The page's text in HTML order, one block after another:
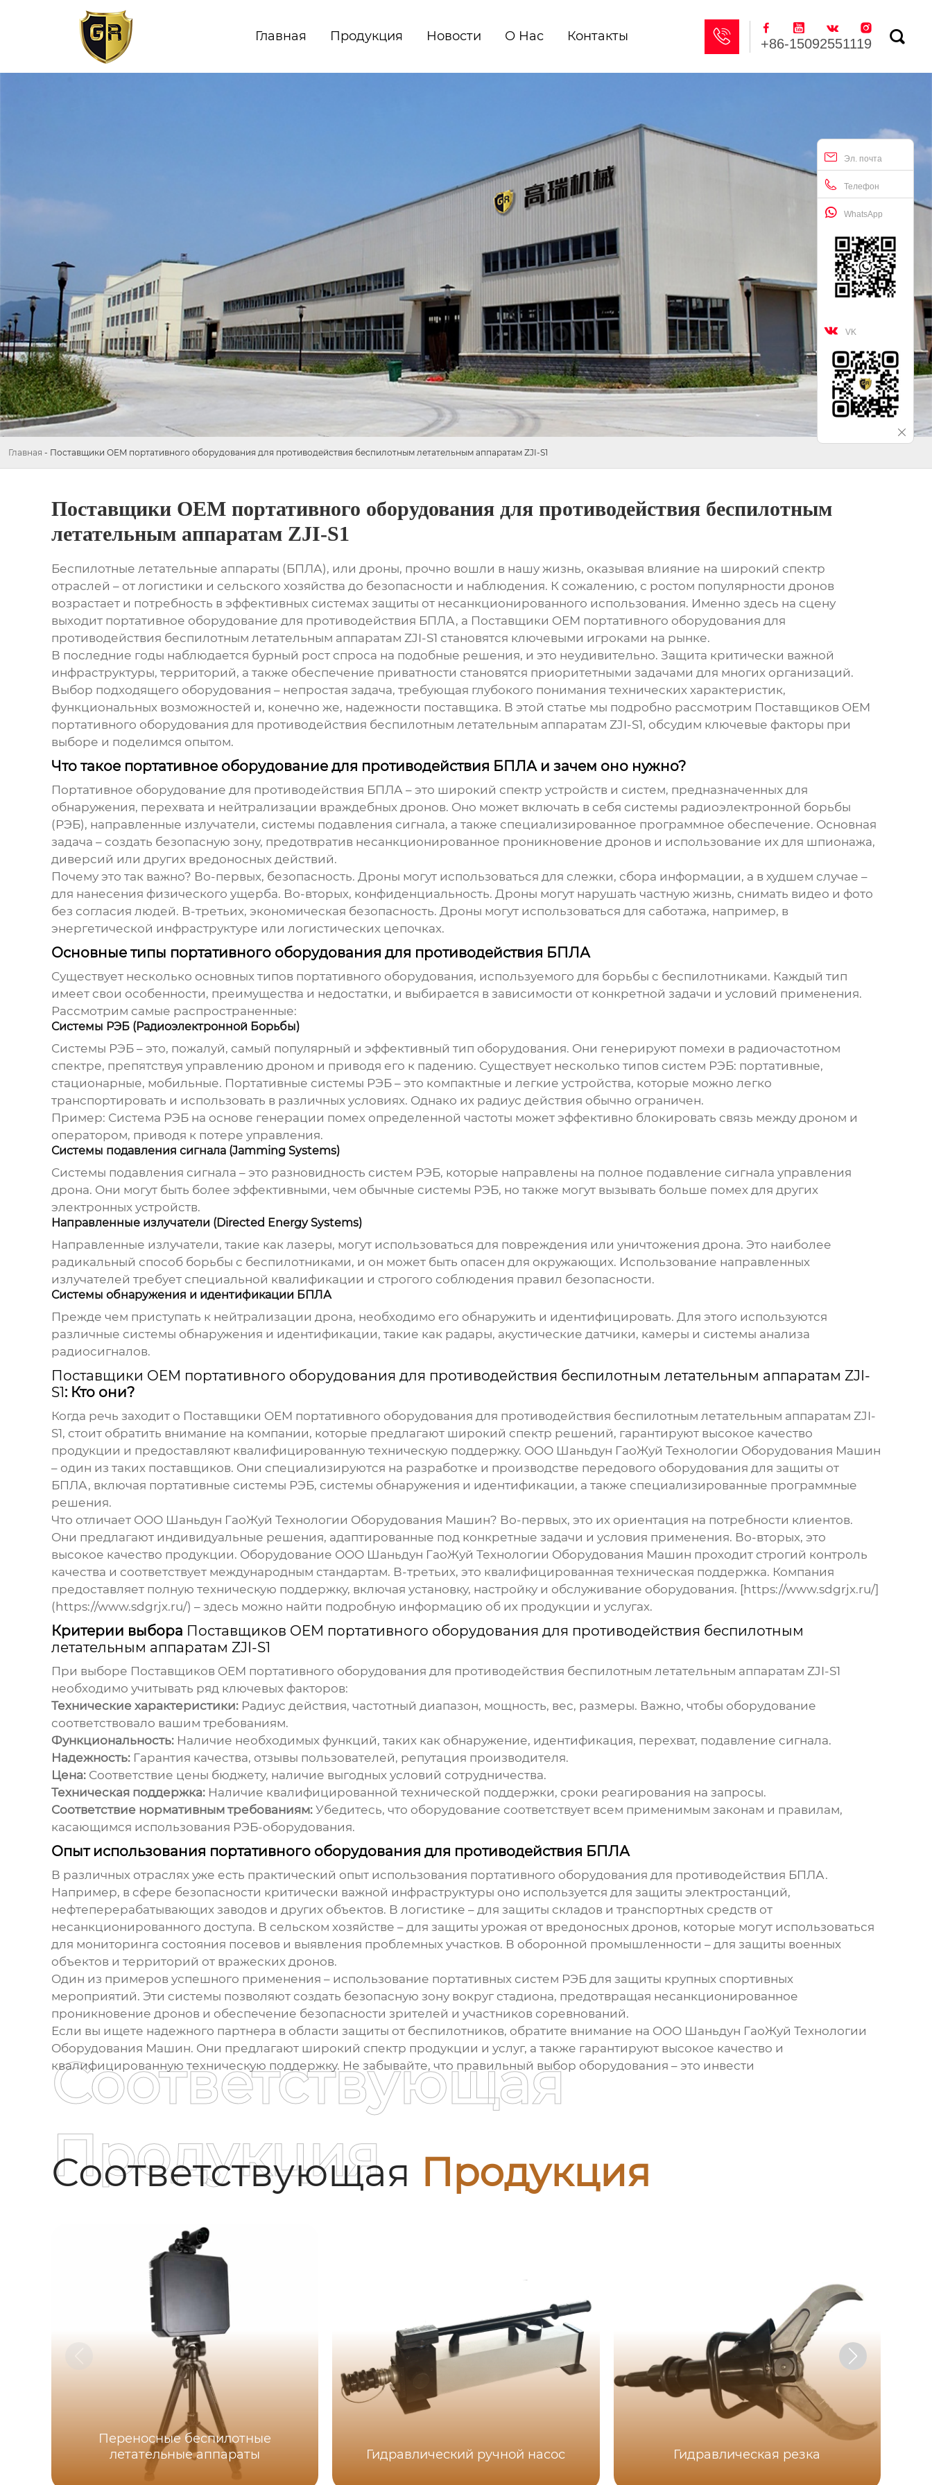
Главная Продукция Новости О Нас Контакты     
+86-15092551119 
Эл. почта
Телефон
WhatsApp
 VK
Главная - Поставщики OEM портативного оборудования для противодействия беспилотным летательным аппаратам ZJI-S1
Поставщики OEM портативного оборудования для противодействия беспилотным
летательным аппаратам ZJI-S1
Беспилотные летательные аппараты (БПЛА), или дроны, прочно вошли в нашу жизнь, оказывая влияние на широкий спектр
отраслей – от логистики и сельского хозяйства до безопасности и наблюдения. К сожалению, с ростом популярности дронов
возрастает и потребность в эффективных системах защиты от несанкционированного использования. Именно здесь на сцену
выходит портативное оборудование для противодействия БПЛА, а Поставщики OEM портативного оборудования для
противодействия беспилотным летательным аппаратам ZJI-S1 становятся ключевыми игроками на рынке.
В последние годы наблюдается бурный рост спроса на подобные решения, и это неудивительно. Защита критически важной
инфраструктуры, территорий, а также обеспечение приватности становятся приоритетными задачами для многих организаций.
Выбор подходящего оборудования – непростая задача, требующая глубокого понимания технических характеристик,
функциональных возможностей и, конечно же, надежности поставщика. В этой статье мы подробно рассмотрим Поставщиков OEM
портативного оборудования для противодействия беспилотным летательным аппаратам ZJI-S1, обсудим ключевые факторы при
выборе и поделимся опытом.
Что такое портативное оборудование для противодействия БПЛА и зачем оно нужно?
Портативное оборудование для противодействия БПЛА – это широкий спектр устройств и систем, предназначенных для
обнаружения, перехвата и нейтрализации враждебных дронов. Оно может включать в себя системы радиоэлектронной борьбы
(РЭБ), направленные излучатели, системы подавления сигнала, а также специализированное программное обеспечение. Основная
задача – создать безопасную зону, предотвратив несанкционированное проникновение дронов и использование их для шпионажа,
диверсий или других вредоносных действий.
Почему это так важно? Во-первых, безопасность. Дроны могут использоваться для слежки, сбора информации, а в худшем случае –
для нанесения физического ущерба. Во-вторых, конфиденциальность. Дроны могут нарушать частную жизнь, снимать видео и фото
без согласия людей. В-третьих, экономическая безопасность. Дроны могут использоваться для саботажа, например, в
энергетической инфраструктуре или логистических цепочках.
Основные типы портативного оборудования для противодействия БПЛА
Существует несколько основных типов портативного оборудования, используемого для борьбы с беспилотниками. Каждый тип
имеет свои особенности, преимущества и недостатки, и выбирается в зависимости от конкретной задачи и условий применения.
Рассмотрим самые распространенные:
Системы РЭБ (Радиоэлектронной Борьбы)
Системы РЭБ – это, пожалуй, самый популярный и эффективный тип оборудования. Они генерируют помехи в радиочастотном
спектре, препятствуя управлению дроном и приводя его к падению. Существует несколько типов систем РЭБ: портативные,
стационарные, мобильные. Портативные системы РЭБ – это компактные и легкие устройства, которые можно легко
транспортировать и использовать в различных условиях. Однако их радиус действия обычно ограничен.
Пример: Система РЭБ на основе генерации помех определенной частоты может эффективно блокировать связь между дроном и
оператором, приводя к потере управления.
Системы подавления сигнала (Jamming Systems)
Системы подавления сигнала – это разновидность систем РЭБ, которые направлены на полное подавление сигнала управления
дрона. Они могут быть более эффективными, чем обычные системы РЭБ, но также могут вызывать больше помех для других
электронных устройств.
Направленные излучатели (Directed Energy Systems)
Направленные излучатели, такие как лазеры, могут использоваться для повреждения или уничтожения дрона. Это наиболее
радикальный способ борьбы с беспилотниками, и он может быть опасен для окружающих. Использование направленных
излучателей требует специальной квалификации и строгого соблюдения правил безопасности.
Системы обнаружения и идентификации БПЛА
Прежде чем приступать к нейтрализации дрона, необходимо его обнаружить и идентифицировать. Для этого используются
различные системы обнаружения и идентификации, такие как радары, акустические датчики, камеры и системы анализа
радиосигналов.
Поставщики OEM портативного оборудования для противодействия беспилотным летательным аппаратам ZJI-
S1: Кто они?
Когда речь заходит о Поставщики OEM портативного оборудования для противодействия беспилотным летательным аппаратам ZJI-
S1, стоит обратить внимание на компании, которые предлагают широкий спектр решений, гарантируют высокое качество
продукции и предоставляют квалифицированную техническую поддержку. ООО Шаньдун ГаоЖуй Технологии Оборудования Машин
– один из таких поставщиков. Они специализируются на разработке и производстве передового оборудования для защиты от
БПЛА, включая портативные системы РЭБ, системы обнаружения и идентификации, а также специализированные программные
решения.
Что отличает ООО Шаньдун ГаоЖуй Технологии Оборудования Машин? Во-первых, это их ориентация на потребности клиентов.
Они предлагают индивидуальные решения, адаптированные под конкретные задачи и условия применения. Во-вторых, это
высокое качество продукции. Оборудование ООО Шаньдун ГаоЖуй Технологии Оборудования Машин проходит строгий контроль
качества и соответствует международным стандартам. В-третьих, это квалифицированная техническая поддержка. Компания
предоставляет полную техническую поддержку, включая установку, настройку и обслуживание оборудования. [https://www.sdgrjx.ru/]
(https://www.sdgrjx.ru/) – здесь можно найти подробную информацию об их продукции и услугах.
Критерии выбора Поставщиков OEM портативного оборудования для противодействия беспилотным
летательным аппаратам ZJI-S1
При выборе Поставщиков OEM портативного оборудования для противодействия беспилотным летательным аппаратам ZJI-S1
необходимо учитывать ряд ключевых факторов:
Технические характеристики:Радиус действия, частотный диапазон, мощность, вес, размеры. Важно, чтобы оборудование
соответствовало вашим требованиям.
Функциональность:Наличие необходимых функций, таких как обнаружение, идентификация, перехват, подавление сигнала.
Надежность:Гарантия качества, отзывы пользователей, репутация производителя.
Цена:Соответствие цены бюджету, наличие выгодных условий сотрудничества.
Техническая поддержка:Наличие квалифицированной технической поддержки, сроки реагирования на запросы.
Соответствие нормативным требованиям:Убедитесь, что оборудование соответствует всем применимым законам и правилам,
касающимся использования РЭБ-оборудования.
Опыт использования портативного оборудования для противодействия БПЛА
В различных отраслях уже есть практический опыт использования портативного оборудования для противодействия БПЛА.
Например, в сфере безопасности критически важной инфраструктуры оно используется для защиты электростанций,
нефтеперерабатывающих заводов и других объектов. В логистике – для защиты складов и транспортных средств от
несанкционированного доступа. В сельском хозяйстве – для защиты урожая от вредоносных дронов, которые могут использоваться
для мониторинга состояния посевов и выявления проблемных участков. В оборонной промышленности – для защиты военных
объектов и территорий от вражеских дронов.
Один из примеров успешного применения – использование портативных систем РЭБ для защиты крупных спортивных
мероприятий. Эти системы позволяют создать безопасную зону вокруг стадиона, предотвращая несанкционированное
проникновение дронов и обеспечение безопасности зрителей и участников соревнований.
Если вы ищете надежного партнера в области защиты от беспилотников, обратите внимание на ООО Шаньдун ГаоЖуй Технологии
Оборудования Машин. Они предлагают широкий спектр продукции и услуг, а также гарантируют высокое качество и
квалифицированную техническую поддержку. Не забывайте, что правильный выбор оборудования – это инвести
Соответствующая Продукция
Соответствующая
Продукция
Переносные беспилотные
летательные аппараты
Гидравлический ручной насос Гидравлическая резка